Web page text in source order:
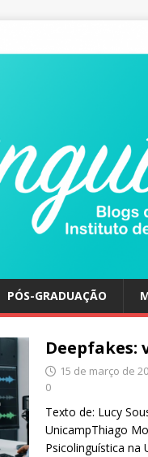
PÓS-GRADUAÇÃO
Deepfakes:
15 de março de
0
Texto de: Lucy
UnicampThiago
Psicolinguística na